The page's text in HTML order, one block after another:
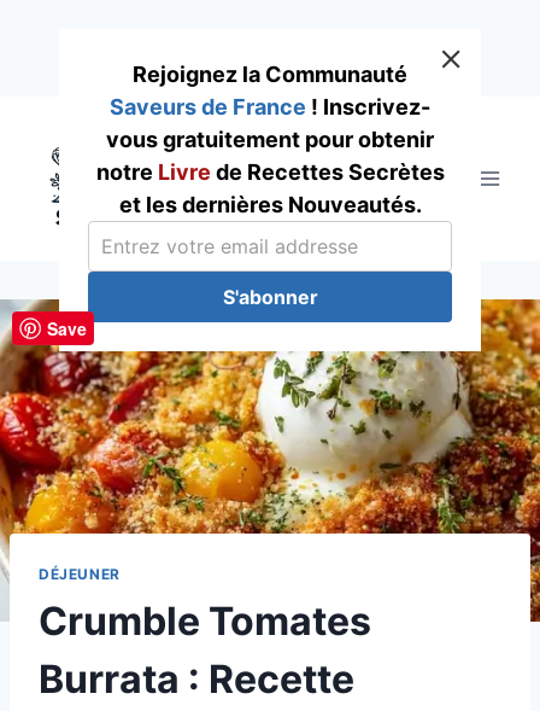
content
DÉJEUNER
Crumble Tomates
Burrata : Recette
Rejoignez la Communauté
Saveurs de France ! Inscrivez-
vous gratuitement pour obtenir
notre Livre de Recettes Secrètes
et les dernières Nouveautés.
S'abonner
Save